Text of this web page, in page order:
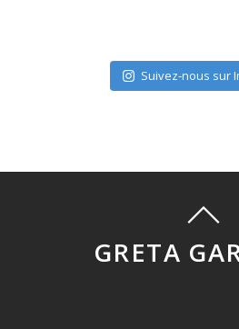
Suivez-nous sur
GRETA